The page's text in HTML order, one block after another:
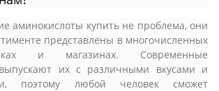
аминокислоты купить не проблема, они
представлены в многочисленных
и магазинах. Современные
их с различными вкусами и
поэтому любой человек сможет